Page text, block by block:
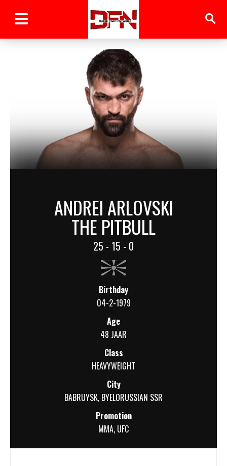
ANDREI ARLOVSKI
THE PITBULL
25 - 15 - 0
Birthday
04-2-1979
Age
48 JAAR
Class
HEAVYWEIGHT
City
BABRUYSK, BYELORUSSIAN SSR
Promotion
MMA, UFC